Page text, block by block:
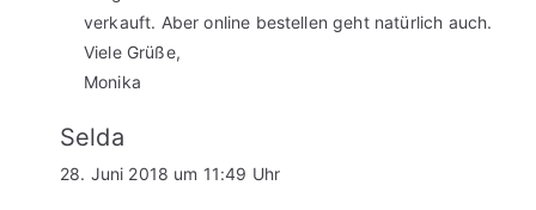
verkauft. Aber online bestellen geht natürlich auch.
Viele Grüße,
Monika
Selda
28. Juni 2018 um 11:49 Uhr